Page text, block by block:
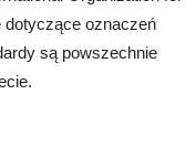
dotyczące oznaczeń
są powszechnie